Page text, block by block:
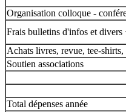
Organisation colloque -
Frais bulletins d'infos et
Achats livres, revue, tee-shirts,
Soutien associations
Total dépenses année